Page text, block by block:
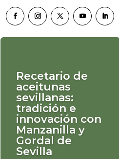
Recetario de
aceitunas
sevillanas:
tradición e
innovación con
Manzanilla y
Gordal de
Sevilla